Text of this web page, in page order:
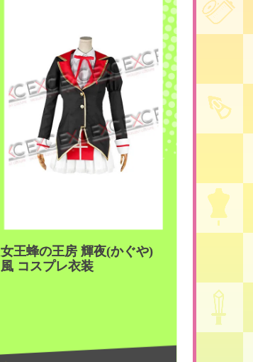
女王蜂の王房 輝夜(かぐや)
風 コスプレ衣装